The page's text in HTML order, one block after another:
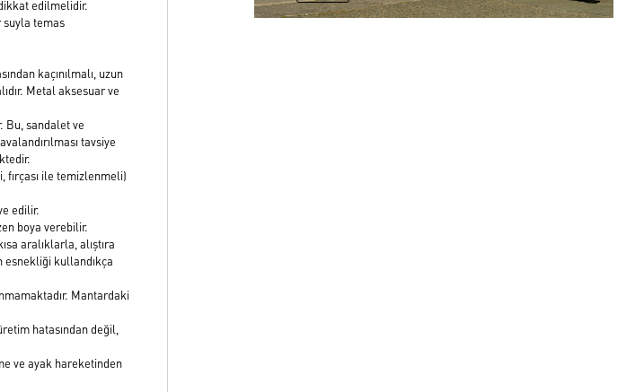
edilmelidir.
suyla temas
kaçınılmalı, uzun
Metal aksesuar ve
Bu, sandalet ve
tavsiye
ile temizlenmeli)
edilir.
boya verebilir.
aralıklarla, alıştıra
esnekliği kullandıkça
Mantardaki
hatasından değil,
ve ayak hareketinden